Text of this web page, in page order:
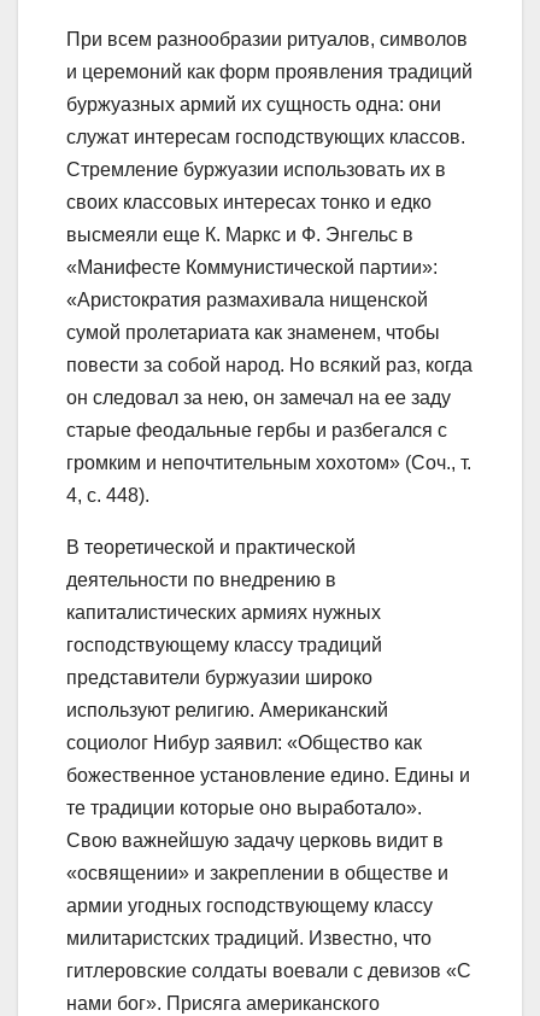
При всем разнообразии ритуалов, символов
и церемоний как форм проявления традиций
буржуазных армий их сущность одна: они
служат интересам господствующих классов.
Стремление буржуазии использовать их в
своих классовых интересах тонко и едко
высмеяли еще К. Маркс и Ф. Энгельс в
«Манифесте Коммунистической партии»:
«Аристократия размахивала нищенской
сумой пролетариата как знаменем, чтобы
повести за собой народ. Но всякий раз, когда
он следовал за нею, он замечал на ее заду
старые феодальные гербы и разбегался с
громким и непочтительным хохотом» (Соч., т.
4, с. 448).
В теоретической и практической
деятельности по внедрению в
капиталистических армиях нужных
господствующему классу традиций
представители буржуазии широко
используют религию. Американский
социолог Нибур заявил: «Общество как
божественное установление едино. Едины и
те традиции которые оно выработало».
Свою важнейшую задачу церковь видит в
«освящении» и закреплении в обществе и
армии угодных господствующему классу
милитаристских традиций. Известно, что
гитлеровские солдаты воевали с девизов «С
нами бог». Присяга американского